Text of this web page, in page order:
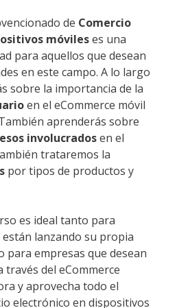
de Comercio
móvileses una
para aquellos que desean
en este campo. A lo largo
sobre la importancia de la
en el eCommerce móvil
aprenderás sobre
involucradosen el
trataremos la
por tipos de productos y
es ideal tanto para
lanzando su propia
para empresas que desean
través del eCommerce
y aprovecha todo el
electrónico en dispositivos